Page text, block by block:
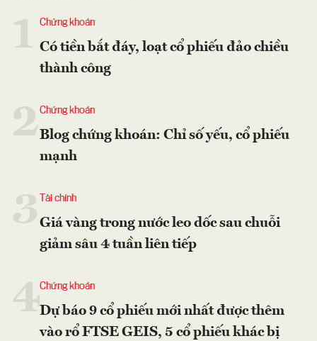
Chứng khoán
Có tiền bắt đáy, loạt cổ phiếu đảo chiều
thành công
2Chứng khoán
Blog chứng khoán: Chỉ số yếu, cổ phiếu
mạnh
Tài chính
Giá vàng trong nước leo dốc sau chuỗi
giảm sâu 4 tuần liên tiếp
4Chứng khoán
Dự báo 9 cổ phiếu mới nhất được thêm
vào rổ FTSE GEIS, 5 cổ phiếu khác bị